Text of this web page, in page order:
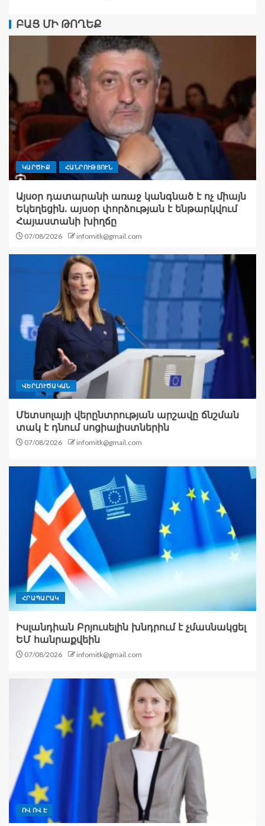
ԲԱՑ ՄԻ ԹՈՂԵՔ
ԿԱՐԾԻՔ ՀԱՆՐՈՒԹՅՈՒՆ
Այսօր դատարանի առաջ կանգնած է ոչ միայն
Եկեղեցին. այսօր փորձության է ենթարկվում
Հայաստանի խիղճը
07/08/2026 infomitk@gmail.com
ՎԵՐԼՈՒԾԱԿԱՆ
Մետսոլայի վերընտրության արշավը ճնշման
տակ է դնում սոցիալիստներին
07/08/2026 infomitk@gmail.com
ՀՐԱՊԱՐԱԿ
Իսլանդիան Բրյուսելին խնդրում է չմասնակցել
ԵՄ հանրաքվեին
07/08/2026 infomitk@gmail.com
ՈՎ ՈՎ Է